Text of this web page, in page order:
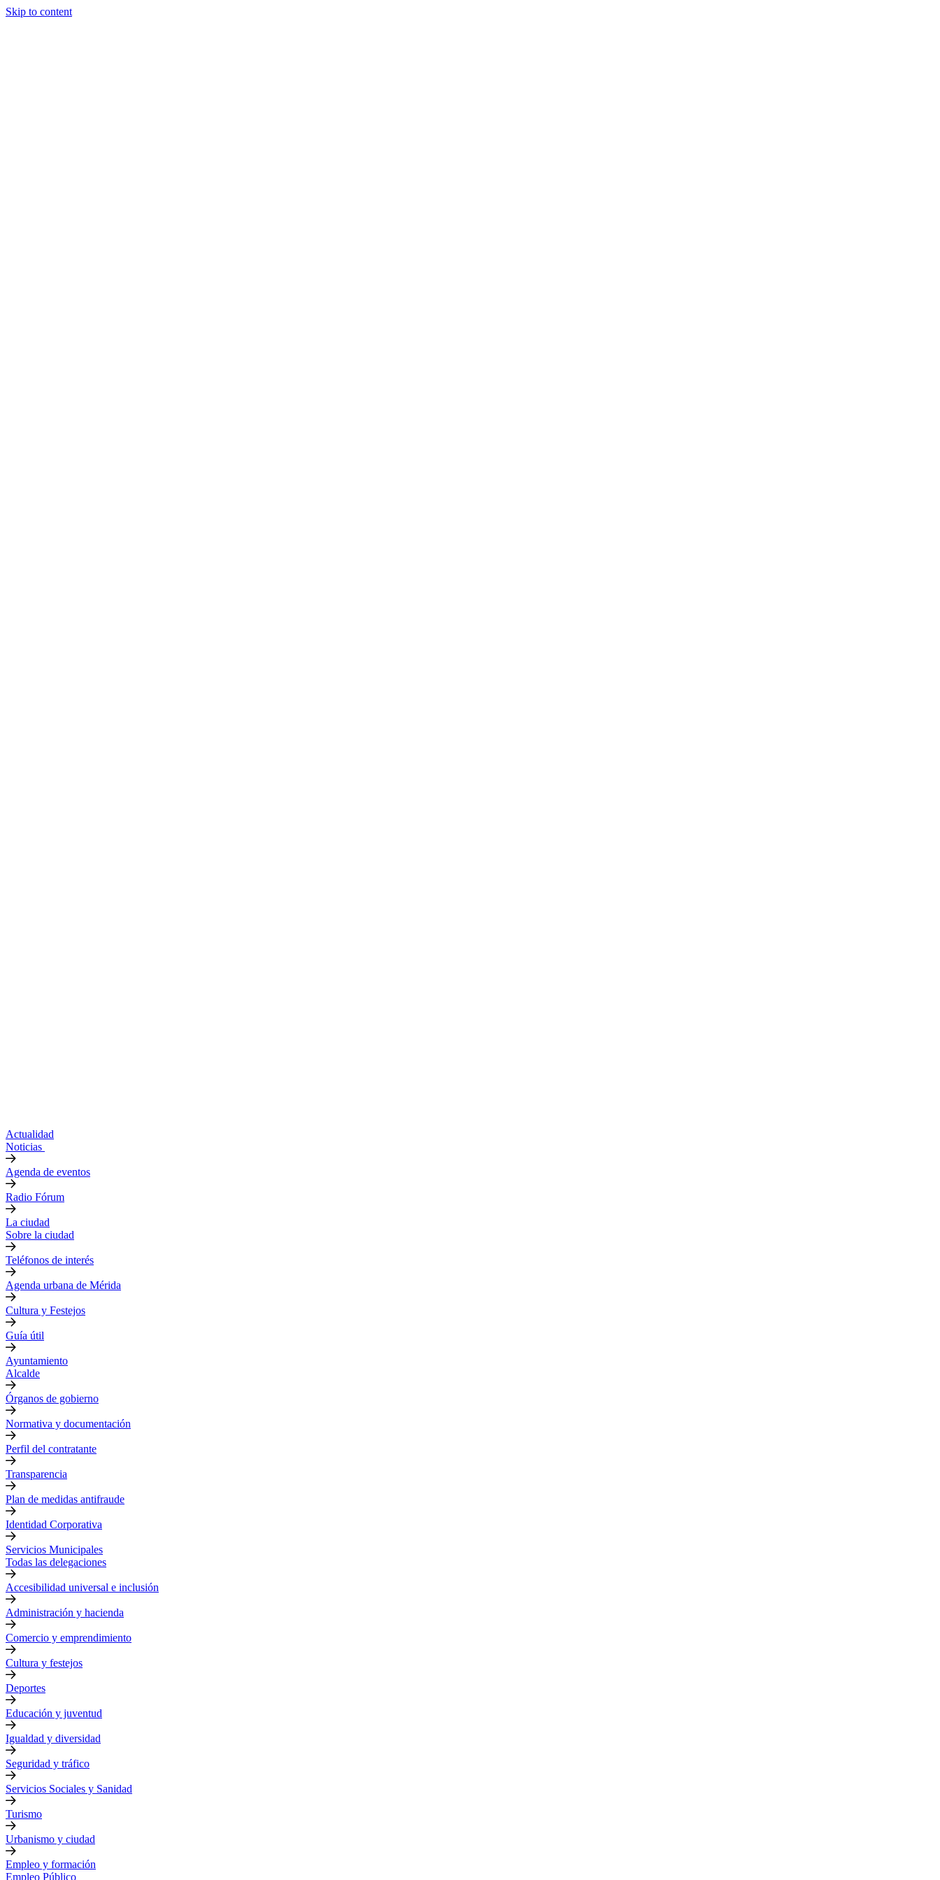
Skip to content
Actualidad
Noticias
Agenda de eventos
Radio Fórum
La ciudad
Sobre la ciudad
Teléfonos de interés
Agenda urbana de Mérida
Cultura y Festejos
Guía útil
Ayuntamiento
Alcalde
Órganos de gobierno
Normativa y documentación
Perfil del contratante
Transparencia
Plan de medidas antifraude
Identidad Corporativa
Servicios Municipales
Todas las delegaciones
Accesibilidad universal e inclusión
Administración y hacienda
Comercio y emprendimiento
Cultura y festejos
Deportes
Educación y juventud
Igualdad y diversidad
Seguridad y tráfico
Servicios Sociales y Sanidad
Turismo
Urbanismo y ciudad
Empleo y formación
Empleo Público